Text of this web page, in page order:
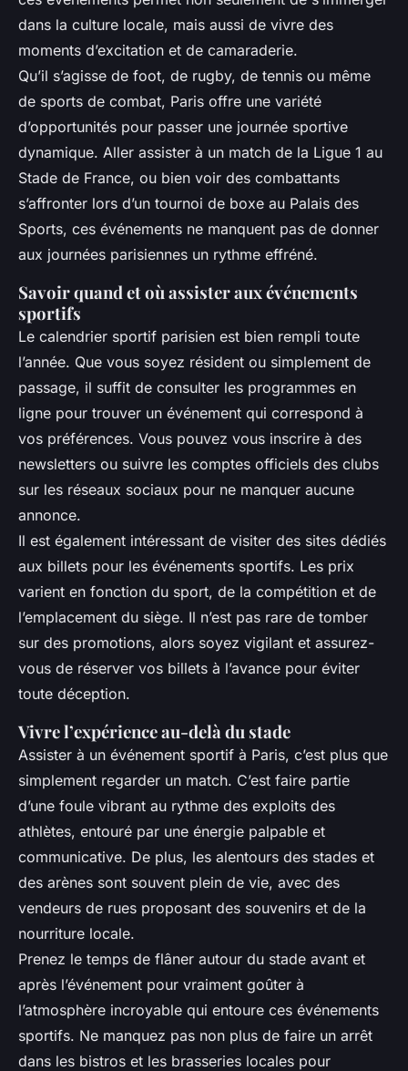
dans la culture locale, mais aussi de vivre des
moments d’excitation et de camaraderie.
Qu’il s’agisse de foot, de rugby, de tennis ou même
de sports de combat, Paris offre une variété
d’opportunités pour passer une journée sportive
dynamique. Aller assister à un match de la Ligue 1 au
Stade de France, ou bien voir des combattants
s’affronter lors d’un tournoi de boxe au Palais des
Sports, ces événements ne manquent pas de donner
aux journées parisiennes un rythme effréné.
Savoir quand et où assister aux événements
sportifs
Le calendrier sportif parisien est bien rempli toute
l’année. Que vous soyez résident ou simplement de
passage, il suffit de consulter les programmes en
ligne pour trouver un événement qui correspond à
vos préférences. Vous pouvez vous inscrire à des
newsletters ou suivre les comptes officiels des clubs
sur les réseaux sociaux pour ne manquer aucune
annonce.
Il est également intéressant de visiter des sites dédiés
aux billets pour les événements sportifs. Les prix
varient en fonction du sport, de la compétition et de
l’emplacement du siège. Il n’est pas rare de tomber
sur des promotions, alors soyez vigilant et assurez-
vous de réserver vos billets à l’avance pour éviter
toute déception.
Vivre l’expérience au-delà du stade
Assister à un événement sportif à Paris, c’est plus que
simplement regarder un match. C’est faire partie
d’une foule vibrant au rythme des exploits des
athlètes, entouré par une énergie palpable et
communicative. De plus, les alentours des stades et
des arènes sont souvent plein de vie, avec des
vendeurs de rues proposant des souvenirs et de la
nourriture locale.
Prenez le temps de flâner autour du stade avant et
après l’événement pour vraiment goûter à
l’atmosphère incroyable qui entoure ces événements
sportifs. Ne manquez pas non plus de faire un arrêt
dans les bistros et les brasseries locales pour